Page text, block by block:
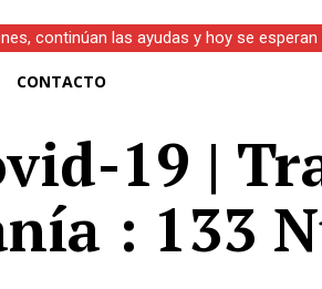
continúan las ayudas y hoy se
CONTACTO
19 |
: 133